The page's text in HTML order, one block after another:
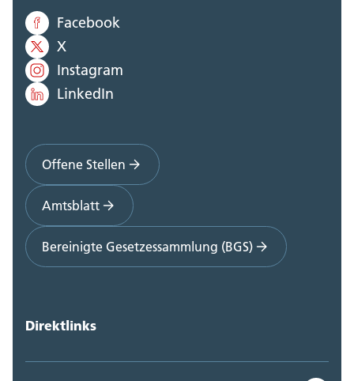
Facebook
X
Instagram
LinkedIn
Offene Stellen
Amtsblatt
Bereinigte Gesetzessammlung (BGS)
Direktlinks